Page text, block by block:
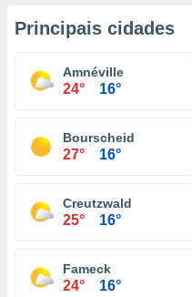
Principais cidades
Amnéville
24° 16°
Bourscheid
27° 16°
Creutzwald
25° 16°
Fameck
24° 16°